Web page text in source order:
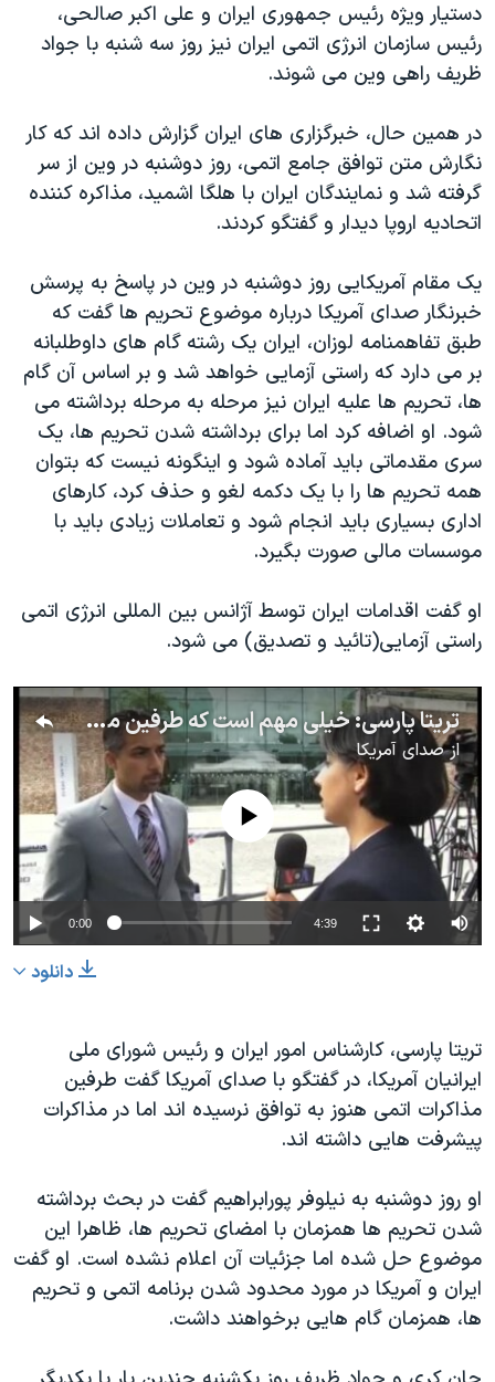
دستیار ویژه رئیس جمهوری ایران و علی اکبر صالحی،
رئیس سازمان انرژی اتمی ایران نیز روز سه شنبه با جواد
ظریف راهی وین می شوند.
در همین حال، خبرگزاری های ایران گزارش داده اند که کار
نگارش متن توافق جامع اتمی، روز دوشنبه در وین از سر
گرفته شد و نمایندگان ایران با هلگا اشمید، مذاکره کننده
اتحادیه اروپا دیدار و گفتگو کردند.
یک مقام آمریکایی روز دوشنبه در وین در پاسخ به پرسش
خبرنگار صدای آمریکا درباره موضوع تحریم ها گفت که
طبق تفاهمنامه لوزان، ایران یک رشته گام های داوطلبانه
بر می دارد که راستی آزمایی خواهد شد و بر اساس آن گام
ها، تحریم ها علیه ایران نیز مرحله به مرحله برداشته می
شود. او اضافه کرد اما برای برداشته شدن تحریم ها، یک
سری مقدماتی باید آماده شود و اینگونه نیست که بتوان
همه تحریم ها را با یک دکمه لغو و حذف کرد، کارهای
اداری بسیاری باید انجام شود و تعاملات زیادی باید با
موسسات مالی صورت بگیرد.
او گفت اقدامات ایران توسط آژانس بین المللی انرژی اتمی
راستی آزمایی(تائید و تصدیق) می شود.
تریتا پارسی: خیلی مهم است که طرفین مذاکرات اظهارات منفی درباره گفتگوها نداشته اند
ازصدای آمریکا
No media source currently available
0:00 4:39
دانلود
تریتا پارسی، کارشناس امور ایران و رئیس شورای ملی
ایرانیان آمریکا، در گفتگو با صدای آمریکا گفت طرفین
مذاکرات اتمی هنوز به توافق نرسیده اند اما در مذاکرات
پیشرفت هایی داشته اند.
او روز دوشنبه به نیلوفر پورابراهیم گفت در بحث برداشته
شدن تحریم ها همزمان با امضای تحریم ها، ظاهرا این
موضوع حل شده اما جزئیات آن اعلام نشده است. او گفت
ایران و آمریکا در مورد محدود شدن برنامه اتمی و تحریم
ها، همزمان گام هایی برخواهند داشت.